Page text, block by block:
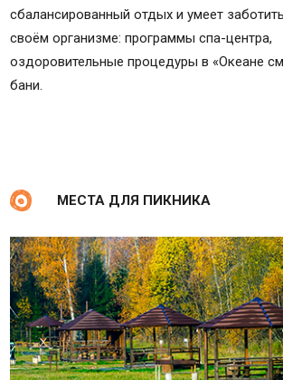
сбалансированный отдых и умеет
своём организме: программы спа-центра,
оздоровительные процедуры в «Океане
бани.
МЕСТА ДЛЯ ПИКНИКА